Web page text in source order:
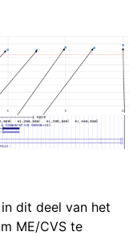
dit deel van het
ME/CVS te